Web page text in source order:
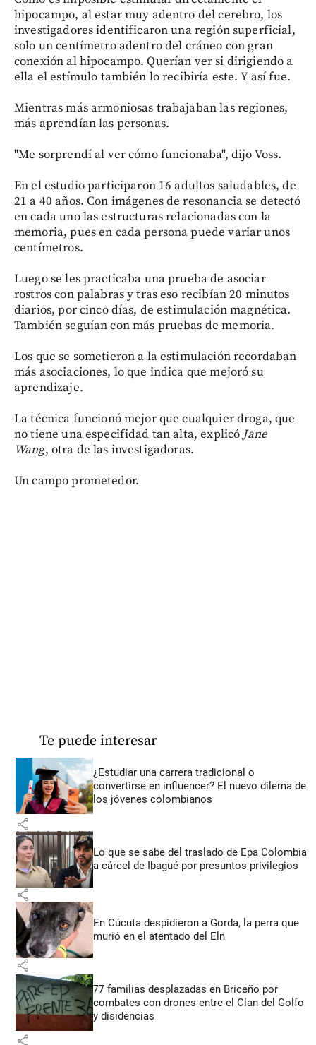
hipocampo, al estar muy adentro del cerebro, los
investigadores identificaron una región superficial,
solo un centímetro adentro del cráneo con gran
conexión al hipocampo. Querían ver si dirigiendo a
ella el estímulo también lo recibiría este. Y así fue.
Mientras más armoniosas trabajaban las regiones,
más aprendían las personas.
"Me sorprendí al ver cómo funcionaba", dijo Voss.
En el estudio participaron 16 adultos saludables, de
21 a 40 años. Con imágenes de resonancia se detectó
en cada uno las estructuras relacionadas con la
memoria, pues en cada persona puede variar unos
centímetros.
Luego se les practicaba una prueba de asociar
rostros con palabras y tras eso recibían 20 minutos
diarios, por cinco días, de estimulación magnética.
También seguían con más pruebas de memoria.
Los que se sometieron a la estimulación recordaban
más asociaciones, lo que indica que mejoró su
aprendizaje.
La técnica funcionó mejor que cualquier droga, que
no tiene una especifidad tan alta, explicó Jane
Wang, otra de las investigadoras.
Un campo prometedor.
Te puede interesar
¿Estudiar una carrera tradicional o
convertirse en influencer? El nuevo dilema de
los jóvenes colombianos
share
Lo que se sabe del traslado de Epa Colombia
a cárcel de Ibagué por presuntos privilegios
share
En Cúcuta despidieron a Gorda, la perra que
murió en el atentado del Eln
share
77 familias desplazadas en Briceño por
combates con drones entre el Clan del Golfo
y disidencias
share